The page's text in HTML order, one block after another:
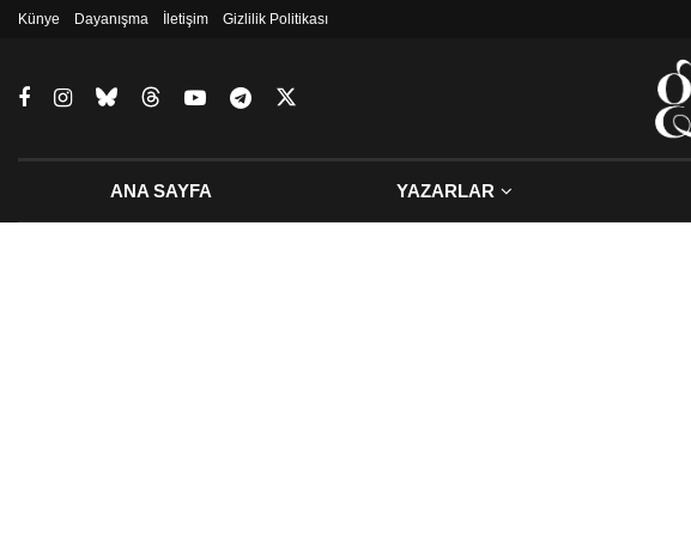
Künye Dayanışma İletişim Gizlilik Politikası
ANA SAYFA YAZARLAR